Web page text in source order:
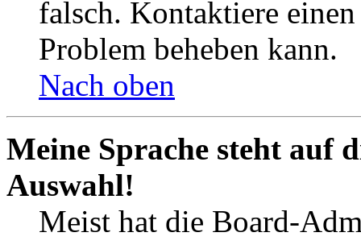
falsch. Kontaktiere
Problem beheben kann.
Nach oben
Meine Sprache steht auf
Auswahl!
Meist hat die Board-